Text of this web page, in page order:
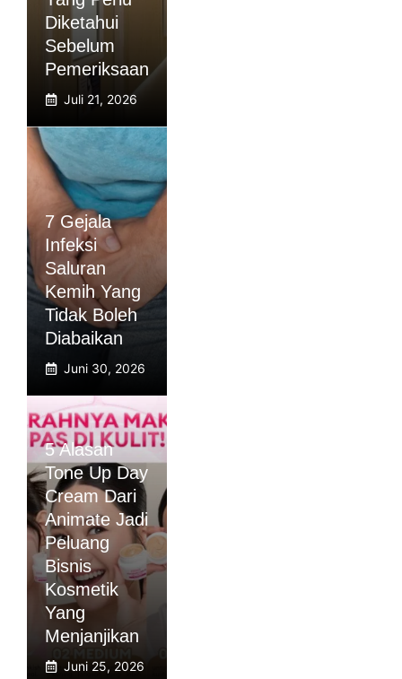
Diketahui
Sebelum
Pemeriksaan
Juli 21, 2026
7 Gejala
Infeksi
Saluran
Kemih Yang
Tidak Boleh
Diabaikan
Juni 30, 2026
5 Alasan
Tone Up Day
Cream Dari
Animate Jadi
Peluang
Bisnis
Kosmetik
Yang
Menjanjikan
Juni 25, 2026